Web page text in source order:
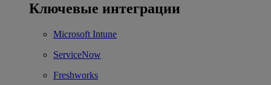
Ключевые интеграции
Microsoft Intune
ServiceNow
Freshworks